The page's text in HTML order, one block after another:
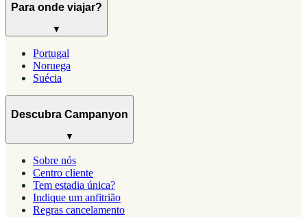
Para onde viajar?
▼
Portugal
Noruega
Suécia
Descubra Campanyon
▼
Sobre nós
Centro cliente
Tem estadia única?
Indique um anfitrião
Regras cancelamento